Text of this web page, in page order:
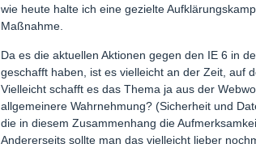
wie heute halte ich eine gezielte
Maßnahme.
Da es die aktuellen Aktionen gegen den IE 6 in
geschafft haben, ist es vielleicht an der Zeit, auf
Vielleicht schafft es das Thema ja aus der
allgemeinere Wahrnehmung? (Sicherheit und
die in diesem Zusammenhang die
Andererseits sollte man das vielleicht lieber